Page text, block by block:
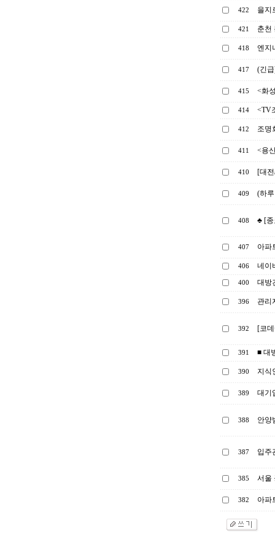
422 을지
421 춘천
418 엔지
417 (긴
415 <화
414 <TV
412 조명
411 <용
410 [대
409 (하
408 ♣ [종
407 아파
406 네이
400 대방
396 관리
392 [코
391 ■ 대
390 지식
389 대기
388 안양
387 입주
385 서울
382 아파